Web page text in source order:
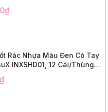
Rác Nhựa Màu Đen Có Tay
INXSHD01, 12 Cái/Thùng,